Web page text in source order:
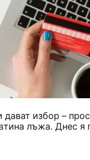
избор –
лъжа. Днес я